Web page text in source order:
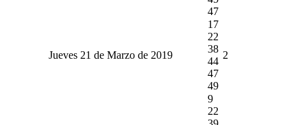
47
Jueves 21 de Marzo de 2019
17
22
38
44
47
49
2
9
22